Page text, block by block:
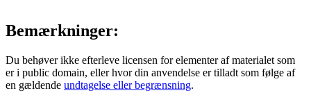
Bemærkninger:
Du behøver ikke efterleve licensen for elementer af materialet som
er i public domain, eller hvor din anvendelse er tilladt som følge af
en gældende undtagelse eller begrænsning.